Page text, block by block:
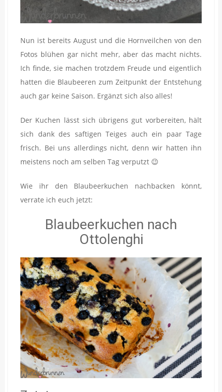
Nun ist bereits August und die Hornveilchen von den
Fotos blühen gar nicht mehr, aber das macht nichts.
Ich finde, sie machen trotzdem Freude und eigentlich
hatten die Blaubeeren zum Zeitpunkt der Entstehung
auch gar keine Saison. Ergänzt sich also alles!
Der Kuchen lässt sich übrigens gut vorbereiten, hält
sich dank des saftigen Teiges auch ein paar Tage
frisch. Bei uns allerdings nicht, denn wir hatten ihn
meistens noch am selben Tag verputzt 😉
Wie ihr den Blaubeerkuchen nachbacken könnt,
verrate ich euch jetzt:
Blaubeerkuchen nach
Ottolenghi